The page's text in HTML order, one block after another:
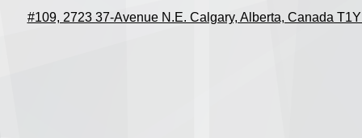
#109, 2723 37-Avenue N.E. Calgary, Alberta, Canada